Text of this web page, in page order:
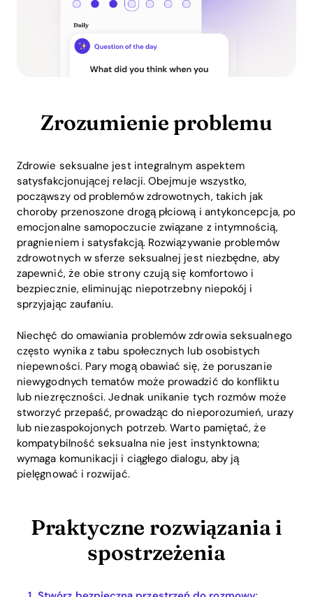
Zrozumienie problemu
Zdrowie seksualne jest integralnym aspektem
satysfakcjonującej relacji. Obejmuje wszystko,
począwszy od problemów zdrowotnych, takich jak
choroby przenoszone drogą płciową i antykoncepcja, po
emocjonalne samopoczucie związane z intymnością,
pragnieniem i satysfakcją. Rozwiązywanie problemów
zdrowotnych w sferze seksualnej jest niezbędne, aby
zapewnić, że obie strony czują się komfortowo i
bezpiecznie, eliminując niepotrzebny niepokój i
sprzyjając zaufaniu.
Niechęć do omawiania problemów zdrowia seksualnego
często wynika z tabu społecznych lub osobistych
niepewności. Pary mogą obawiać się, że poruszanie
niewygodnych tematów może prowadzić do konfliktu
lub niezręczności. Jednak unikanie tych rozmów może
stworzyć przepaść, prowadząc do nieporozumień, urazy
lub niezaspokojonych potrzeb. Warto pamiętać, że
kompatybilność seksualna nie jest instynktowna;
wymaga komunikacji i ciągłego dialogu, aby ją
pielęgnować i rozwijać.
Praktyczne rozwiązania i
spostrzeżenia